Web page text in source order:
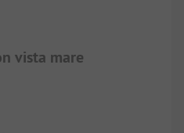
vista mare